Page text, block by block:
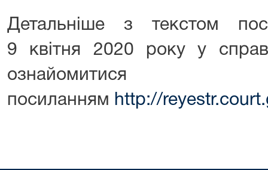
Детальніше з текстом
9 квітня 2020 року у
посиланням http://